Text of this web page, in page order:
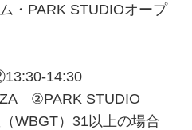
・PARK STUDIOオープ
14:30
②PARK STUDIO
WBGT）31以上の場合